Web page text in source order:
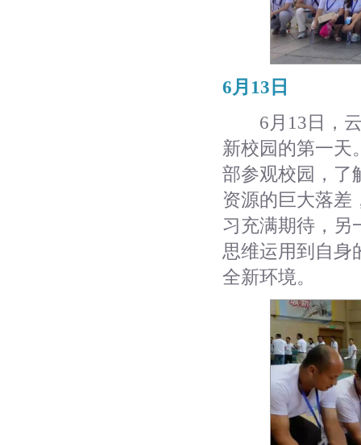
6月13日
6月13日，云
新校园的第一天
部参观校园，了
资源的巨大落差
习充满期待，另
思维运用到自身
全新环境。